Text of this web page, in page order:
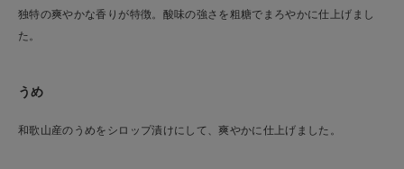
独特の爽やかな香りが特徴。酸味の強さを粗糖でまろやかに仕上げまし
た。
うめ
和歌山産のうめをシロップ漬けにして、爽やかに仕上げました。